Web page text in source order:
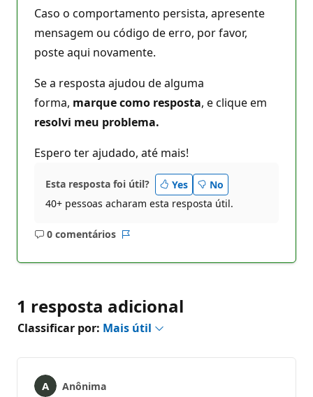
Caso o comportamento persista, apresente
mensagem ou código de erro, por favor,
poste aqui novamente.
Se a resposta ajudou de alguma
forma, marque como resposta, e clique em
resolvi meu problema.
Espero ter ajudado, até mais!
Esta resposta foi útil? Yes
No
40+ pessoas acharam esta resposta útil.
0 comentários
Sem
1 resposta adicional
Classificar por: Mais útil
Anônima